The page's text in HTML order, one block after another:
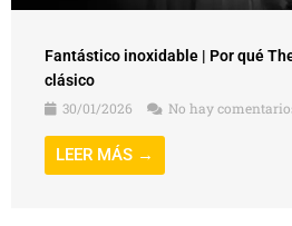
Fantástico inoxidable | Por qué
clásico
30/01/2026
No hay
LEER MÁS →